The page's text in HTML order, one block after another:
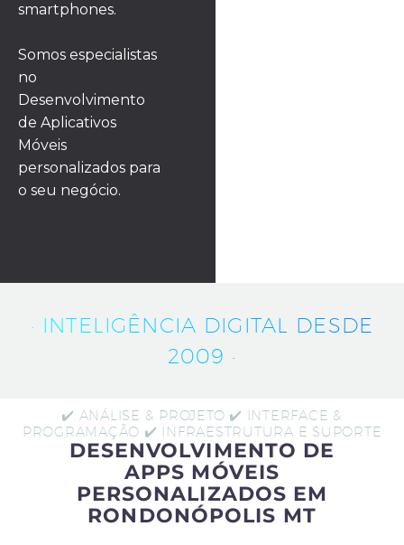
smartphones.
Somos especialistas
no
Desenvolvimento
de Aplicativos
Móveis
personalizados para
o seu negócio.
· INTELIGÊNCIA DIGITAL DESDE
2009 ·
✔️ ANÁLISE & PROJETO ✔️ INTERFACE &
PROGRAMAÇÃO ✔️ INFRAESTRUTURA E SUPORTE
DESENVOLVIMENTO DE
APPS MÓVEIS
PERSONALIZADOS EM
RONDONÓPOLIS MT